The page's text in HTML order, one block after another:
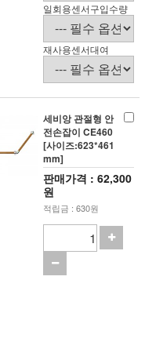
일회용센서구입수량
재사용센서대여
세비앙 관절형 안
전손잡이 CE460
[사이즈:623*461
mm]
판매가격 : 62,300
원
적립금 : 630원